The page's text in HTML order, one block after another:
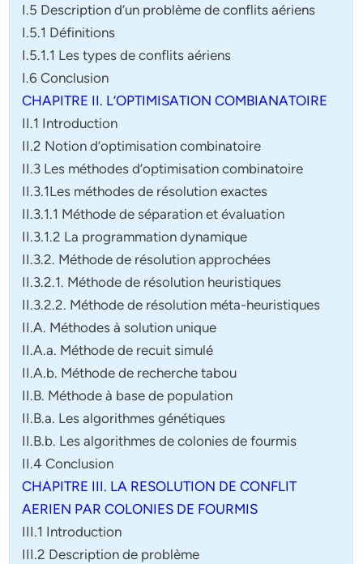
I.5 Description d’un problème de conflits aériens
I.5.1 Définitions
I.5.1.1 Les types de conflits aériens
I.6 Conclusion
CHAPITRE II. L’OPTIMISATION COMBIANATOIRE
II.1 Introduction
II.2 Notion d’optimisation combinatoire
II.3 Les méthodes d’optimisation combinatoire
II.3.1Les méthodes de résolution exactes
II.3.1.1 Méthode de séparation et évaluation
II.3.1.2 La programmation dynamique
II.3.2. Méthode de résolution approchées
II.3.2.1. Méthode de résolution heuristiques
II.3.2.2. Méthode de résolution méta-heuristiques
II.A. Méthodes à solution unique
II.A.a. Méthode de recuit simulé
II.A.b. Méthode de recherche tabou
II.B. Méthode à base de population
II.B.a. Les algorithmes génétiques
II.B.b. Les algorithmes de colonies de fourmis
II.4 Conclusion
CHAPITRE III. LA RESOLUTION DE CONFLIT
AERIEN PAR COLONIES DE FOURMIS
III.1 Introduction
III.2 Description de problème